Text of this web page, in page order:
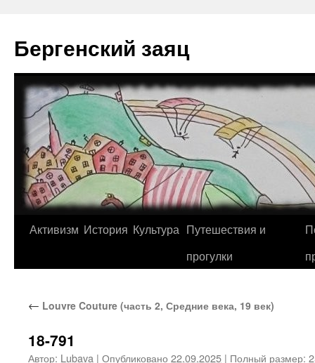
содержимому
Бергенский заяц
Активизм История Культура Путешествия и
прогулки
← Louvre Couture (часть 2, Средние века, 19 век)
18-791
Автор: Lubava | Опубликовано 22.09.2025 | Полный размер: